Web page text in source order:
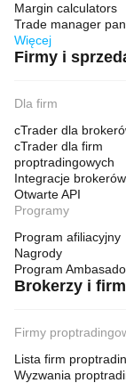
Margin calculators
Trade manager
Więcej
Firmy i
Dla firm
cTrader dla
cTrader dla firm
proptradingowych
Integracje brokerów
Otwarte API
Programy
Program afiliacyjny
Nagrody
Program
Brokerzy i
Firmy
Lista firm
Wyzwania